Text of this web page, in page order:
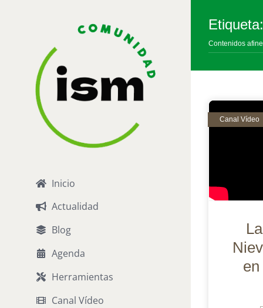
Inicio
Actualidad
Blog
Agenda
Herramientas
Canal Vídeo
Contenidos